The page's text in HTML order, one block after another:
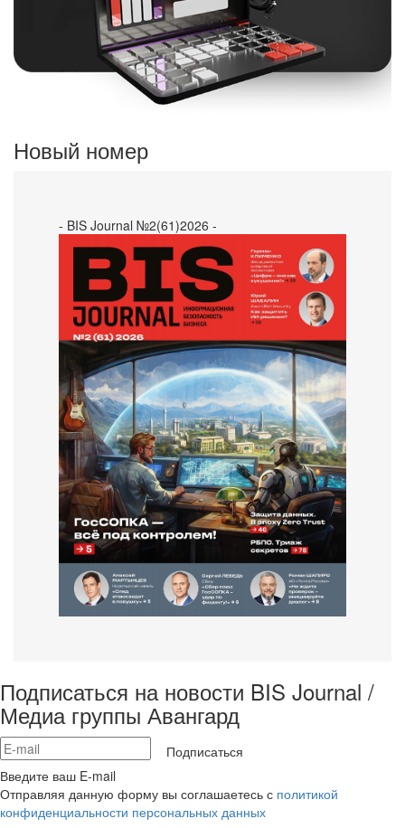
Новый номер
- BIS Journal №2(61)2026 -
Подписаться на новости BIS Journal /
Медиа группы Авангард
Подписаться
Введите ваш E-mail
Отправляя данную форму вы соглашаетесь с политикой
конфиденциальности персональных данных